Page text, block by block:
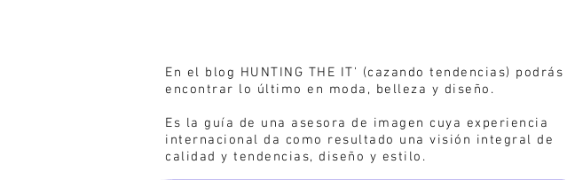
En el blog HUNTING THE IT' (cazando tendencias) podrás
encontrar lo último en moda, belleza y diseño.
Es la guía de una asesora de imagen cuya experiencia
internacional da como resultado una visión integral de
calidad y tendencias, diseño y estilo.